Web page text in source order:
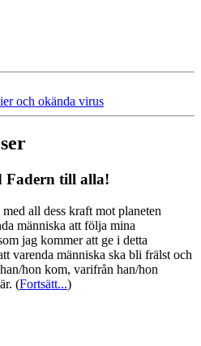
och okända virus
Fadern till alla!
all dess kraft mot planeten
människa att följa mina
jag kommer att ge i detta
varenda människa ska bli frälst och
hon kom, varifrån han/hon
(Fortsätt...)